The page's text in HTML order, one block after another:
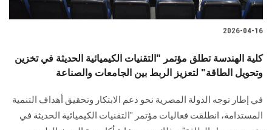
2026-04-16
كلية الهندسة تطلق مؤتمر "التقنيات الكيميائية الحديثة في تخزين
وتحويل الطاقة" لتعزيز الربط بين الجامعات والصناعة
في إطار توجه الدولة المصرية نحو دعم الابتكار وتحقيق أهداف التنمية
المستدامة، انطلقت فعاليات مؤتمر "التقنيات الكيميائية الحديثة في